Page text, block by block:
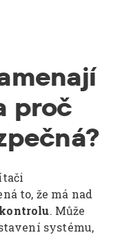
proč
to, že má nad
. Může
systému,